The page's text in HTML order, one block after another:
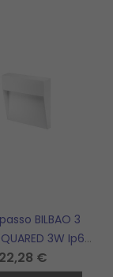
BILBAO 3
3W Ip65
22,28 €